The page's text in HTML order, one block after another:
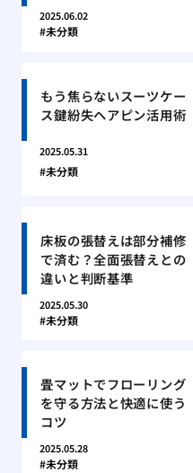
2025.06.02
未分類
もう焦らないスーツケー
ス鍵紛失ヘアピン活用術
2025.05.31
未分類
床板の張替えは部分補修
で済む？全面張替えとの
違いと判断基準
2025.05.30
未分類
畳マットでフローリング
を守る方法と快適に使う
コツ
2025.05.28
未分類